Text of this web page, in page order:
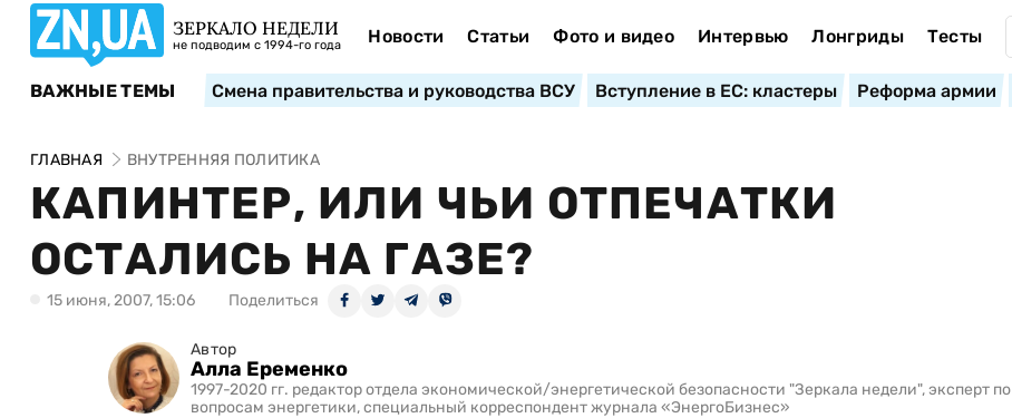
ЗЕРКАЛО НЕДЕЛИ
не подводим с 1994-го года Новости Статьи Фото и видео Интервью Лонгриды Тесты
ВАЖНЫЕ ТЕМЫ Смена правительства и руководства ВСУ Вступление в ЕС: кластеры Реформа армии
ГЛАВНАЯ ВНУТРЕННЯЯ ПОЛИТИКА
КАПИНТЕР, ИЛИ ЧЬИ ОТПЕЧАТКИ
ОСТАЛИСЬ НА ГАЗЕ?
15 июня, 2007, 15:06 Поделиться
Автор
Алла Еременко
1997-2020 гг. редактор отдела экономической/энергетической безопасности "Зеркала недели", эксперт по
вопросам энергетики, специальный корреспондент журнала «ЭнергоБизнес»